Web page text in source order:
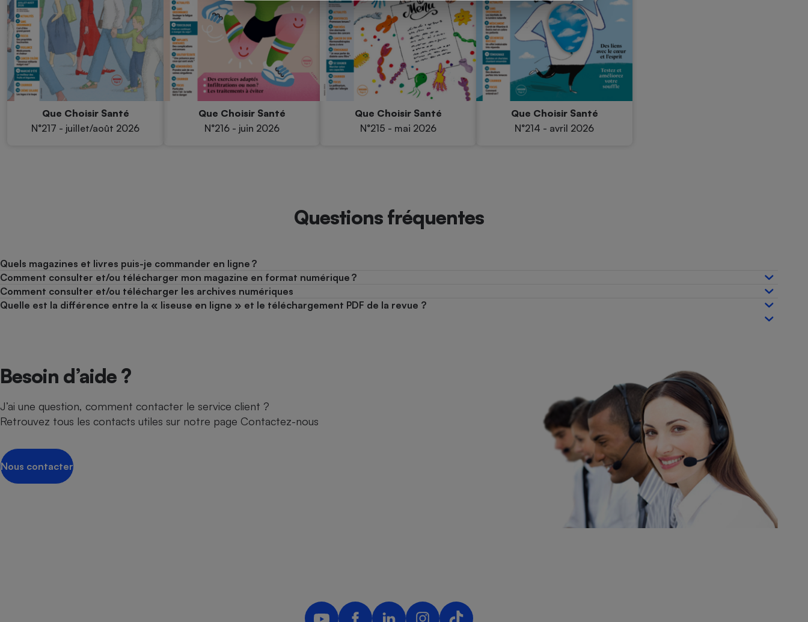
Que Choisir Santé
N°217 - juillet/août 2026
Que Choisir Santé
N°216 - juin 2026
Que Choisir Santé
N°215 - mai 2026
Que Choisir Santé
N°214 - avril 2026
Questions fréquentes
Quels magazines et livres puis-je commander en ligne ?
Comment consulter et/ou télécharger mon magazine en format numérique ?
Comment consulter et/ou télécharger les archives numériques
Quelle est la différence entre la « liseuse en ligne » et le téléchargement PDF de la revue ?
Besoin d’aide ?
J’ai une question, comment contacter le service client ?
Retrouvez tous les contacts utiles sur notre page Contactez-nous
Nous contacter